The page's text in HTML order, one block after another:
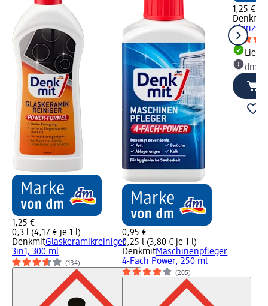
1,25 €
0,3 l (4,17 € je 1 l)
DenkmitGlaskeramikreiniger
3in1, 300 ml
(134)
0,95 €
0,25 l (3,80 € je 1 l)
DenkmitMaschinenpfleger
4-Fach Power, 250 ml
(205)
1,25 €
Denkmit
dm